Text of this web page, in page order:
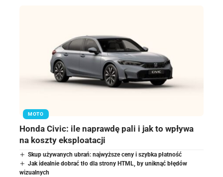
MOTO
Honda Civic: ile naprawdę pali i jak to wpływa
na koszty eksploatacji
Skup używanych ubrań: najwyższe ceny i szybka płatność
Jak idealnie dobrać tło dla strony HTML, by uniknąć błędów
wizualnych